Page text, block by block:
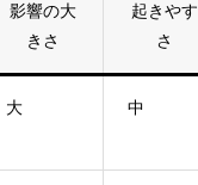
影響の大
きさ
起きやす
さ
大 中